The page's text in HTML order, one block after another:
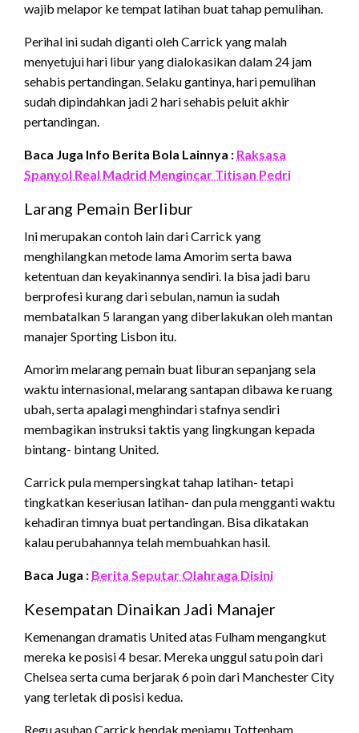
wajib melapor ke tempat latihan buat tahap pemulihan.
Perihal ini sudah diganti oleh Carrick yang malah
menyetujui hari libur yang dialokasikan dalam 24 jam
sehabis pertandingan. Selaku gantinya, hari pemulihan
sudah dipindahkan jadi 2 hari sehabis peluit akhir
pertandingan.
Baca Juga Info Berita Bola Lainnya : Raksasa
Spanyol Real Madrid Mengincar Titisan Pedri
Larang Pemain Berlibur
Ini merupakan contoh lain dari Carrick yang
menghilangkan metode lama Amorim serta bawa
ketentuan dan keyakinannya sendiri. Ia bisa jadi baru
berprofesi kurang dari sebulan, namun ia sudah
membatalkan 5 larangan yang diberlakukan oleh mantan
manajer Sporting Lisbon itu.
Amorim melarang pemain buat liburan sepanjang sela
waktu internasional, melarang santapan dibawa ke ruang
ubah, serta apalagi menghindari stafnya sendiri
membagikan instruksi taktis yang lingkungan kepada
bintang- bintang United.
Carrick pula mempersingkat tahap latihan- tetapi
tingkatkan keseriusan latihan- dan pula mengganti waktu
kehadiran timnya buat pertandingan. Bisa dikatakan
kalau perubahannya telah membuahkan hasil.
Baca Juga : Berita Seputar Olahraga Disini
Kesempatan Dinaikan Jadi Manajer
Kemenangan dramatis United atas Fulham mengangkut
mereka ke posisi 4 besar. Mereka unggul satu poin dari
Chelsea serta cuma berjarak 6 poin dari Manchester City
yang terletak di posisi kedua.
Regu asuhan Carrick hendak menjamu Tottenham